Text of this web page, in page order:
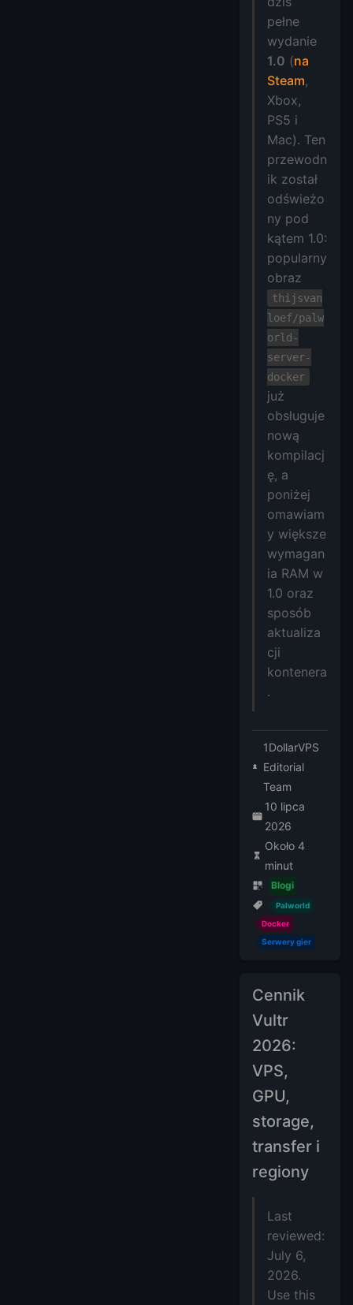
pełne
wydanie
1.0 (na
Steam,
Xbox,
PS5 i
Mac). Ten
przewodn
ik został
odświeżo
ny pod
kątem 1.0:
popularny
obraz
thijsvan
loef/palw
orld-
server-
docker
już
obsługuje
nową
kompilacj
ę, a
poniżej
omawiam
y większe
wymagan
ia RAM w
1.0 oraz
sposób
aktualiza
cji
kontenera
.
1DollarVPS
Editorial
Team
10 lipca
2026
Około 4
minut
Blogi
Palworld
Docker
Serwery gier
Cennik
Vultr
2026:
VPS,
GPU,
storage,
transfer i
regiony
Last
reviewed:
July 6,
2026.
Use this